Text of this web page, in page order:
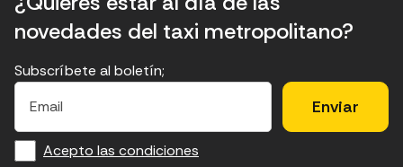
novedades del taxi metropolitano?
E
f
o
E
c
a
H
u
d
×
Subscríbete al boletín;
E
a
i
Acepto las condiciones